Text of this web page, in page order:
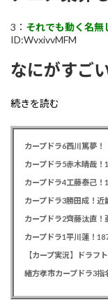
3： それでも動く名無
ID:WvxivvMFM
なにがすご
続きを読む
カープドラ4工藤泰己！
カープドラ2齊藤汰直！
【カープ実況】ドラフ